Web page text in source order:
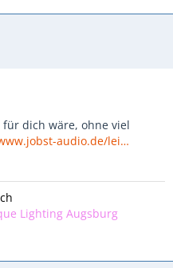
dich wäre, ohne viel
audio.de/lei…
Lighting Augsburg